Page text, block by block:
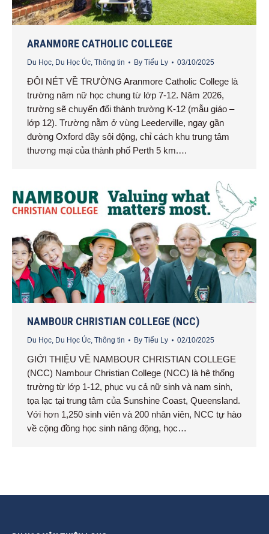
ARANMORE CATHOLIC COLLEGE
Du Học Du Học Úc Thông tin By Tiểu Ly 03/10/2025
ĐÔI NÉT VỀ TRƯỜNG Aranmore Catholic College là
trường năm nữ học chung từ lớp 7-12. Năm 2026,
trường sẽ chuyển đổi thành trường K-12 (mẫu giáo –
lớp 12). Trường nằm ở vùng Leederville, ngay gần
đường Oxford đầy sôi động, chỉ cách khu trung tâm
thương mại của thành phố Perth 5 km.…
NAMBOUR CHRISTIAN COLLEGE (NCC)
Du Học Du Học Úc Thông tin By Tiểu Ly 02/10/2025
GIỚI THIỆU VỀ NAMBOUR CHRISTIAN COLLEGE
(NCC) Nambour Christian College (NCC) là hệ thống
trường từ lớp 1-12, phục vụ cả nữ sinh và nam sinh,
tọa lạc tại trung tâm của Sunshine Coast, Queensland.
Với hơn 1,250 sinh viên và 200 nhân viên, NCC tự hào
về cộng đồng học sinh năng động, học…